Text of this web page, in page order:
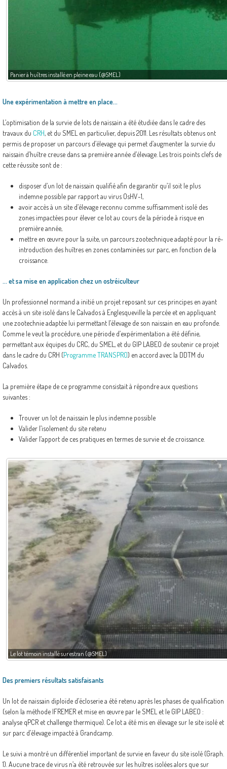
Panier à huîtres installé en pleine eau (@SMEL)
Une expérimentation à mettre en place…
L’optimisation de la survie de lots de naissain a été étudiée dans le cadre des
travaux du CRH, et du SMEL en particulier, depuis 2011. Les résultats obtenus ont
permis de proposer un parcours d’élevage qui permet d’augmenter la survie du
naissain d’huître creuse dans sa première année d’élevage. Les trois points clefs de
cette réussite sont de :
disposer d’un lot de naissain qualifié afin de garantir qu’il soit le plus
indemne possible par rapport au virus OsHV-1,
avoir accès à un site d’élevage reconnu comme suffisamment isolé des
zones impactées pour élever ce lot au cours de la période à risque en
première année,
mettre en œuvre pour la suite, un parcours zootechnique adapté pour la ré-
introduction des huîtres en zones contaminées sur parc, en fonction de la
croissance.
… et sa mise en application chez un ostréiculteur
Un professionnel normand a initié un projet reposant sur ces principes en ayant
accès à un site isolé dans le Calvados à Englesqueville la percée et en appliquant
une zootechnie adaptée lui permettant l’élevage de son naissain en eau profonde.
Comme le veut la procédure, une période d’expérimentation a été définie,
permettant aux équipes du CRC, du SMEL, et du GIP LABEO de soutenir ce projet
dans le cadre du CRH (Programme TRANSPRO) en accord avec la DDTM du
Calvados.
La première étape de ce programme consistait à répondre aux questions
suivantes :
Trouver un lot de naissain le plus indemne possible
Valider l’isolement du site retenu
Valider l’apport de ces pratiques en termes de survie et de croissance.
Le lot témoin installé sur estran (@SMEL)
Des premiers résultats satisfaisants
Un lot de naissain diploïde d’écloserie a été retenu après les phases de qualification
(selon la méthode IFREMER et mise en œuvre par le SMEL et le GIP LABEO :
analyse qPCR et challenge thermique). Ce lot a été mis en élevage sur le site isolé et
sur parc d’élevage impacté à Grandcamp.
Le suivi a montré un différentiel important de survie en faveur du site isolé (Graph.
1). Aucune trace de virus n’a été retrouvée sur les huîtres isolées alors que sur